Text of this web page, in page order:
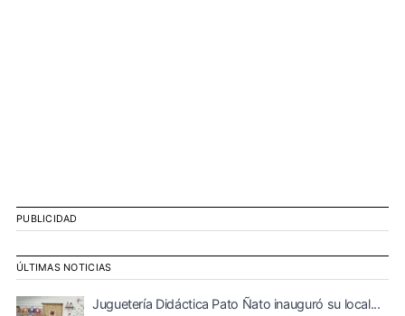
PUBLICIDAD
ÚLTIMAS NOTICIAS
Juguetería Didáctica Pato Ñato inauguró su local...